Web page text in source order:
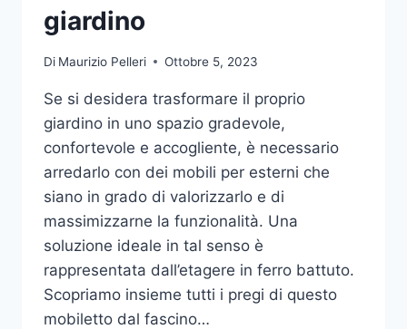
giardino
Di Maurizio Pelleri Ottobre 5, 2023
Se si desidera trasformare il proprio
giardino in uno spazio gradevole,
confortevole e accogliente, è necessario
arredarlo con dei mobili per esterni che
siano in grado di valorizzarlo e di
massimizzarne la funzionalità. Una
soluzione ideale in tal senso è
rappresentata dall’etagere in ferro battuto.
Scopriamo insieme tutti i pregi di questo
mobiletto dal fascino…